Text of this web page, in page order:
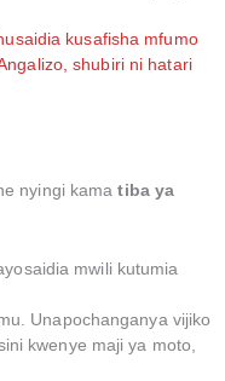
kusafisha mfumo
shubiri ni hatari
nyingi kamatiba ya
mwili kutumia
Unapochanganya vijiko
kwenye maji ya moto,